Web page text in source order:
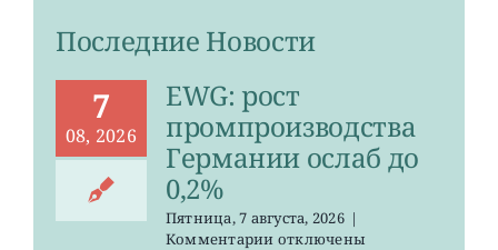
Последние Новости
7
08, 2026
EWG: рост
промпроизводства
Германии ослаб до
0,2%
Пятница, 7 августа, 2026 |
Комментариикотключены